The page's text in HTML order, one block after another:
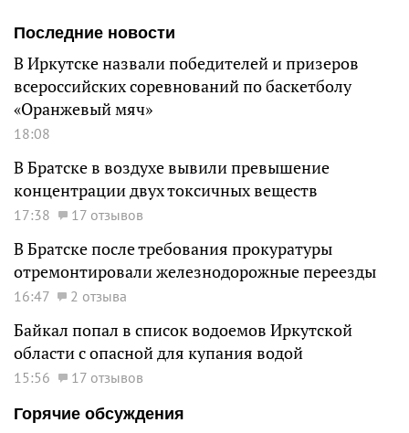
Последние новости
В Иркутске назвали победителей и призеров
всероссийских соревнований по баскетболу
«Оранжевый мяч»
18:08
В Братске в воздухе вывили превышение
концентрации двух токсичных веществ
17:38 17 отзывов
В Братске после требования прокуратуры
отремонтировали железнодорожные переезды
16:47 2 отзыва
Байкал попал в список водоемов Иркутской
области с опасной для купания водой
15:56
17 отзывов
Горячие обсуждения